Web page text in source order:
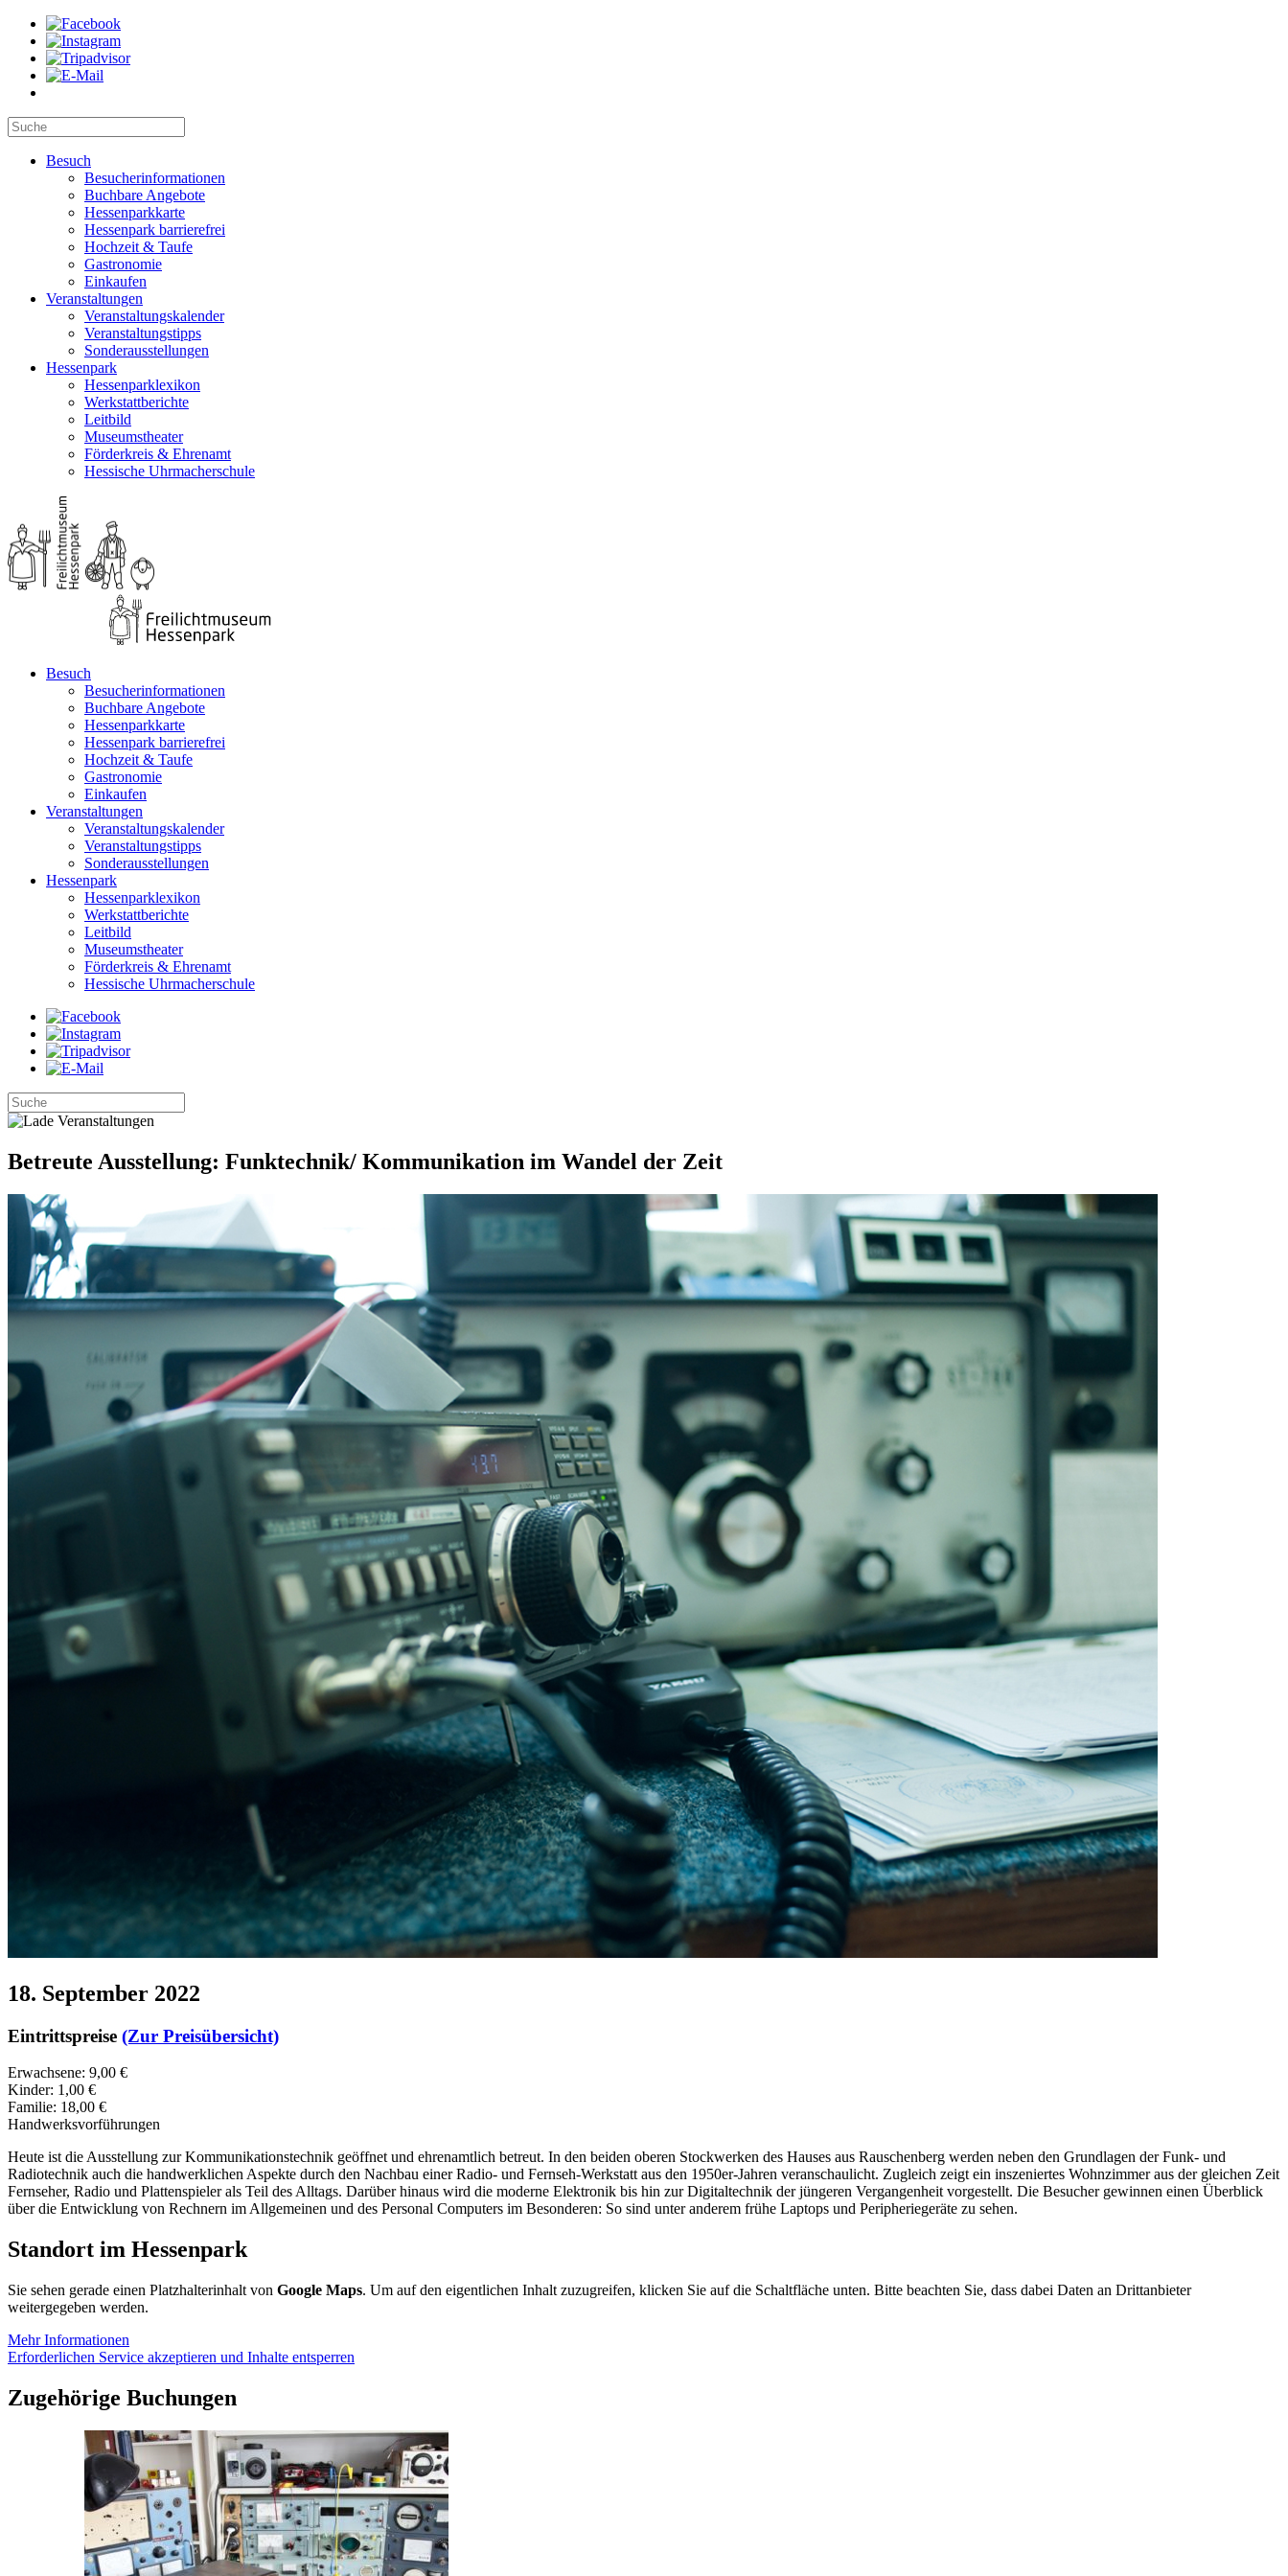
Besuch
Besucherinformationen
Buchbare Angebote
Hessenparkkarte
Hessenpark barrierefrei
Hochzeit & Taufe
Gastronomie
Einkaufen
Veranstaltungen
Veranstaltungskalender
Veranstaltungstipps
Sonderausstellungen
Hessenpark
Hessenparklexikon
Werkstattberichte
Leitbild
Museumstheater
Förderkreis & Ehrenamt
Hessische Uhrmacherschule
Besuch
Besucherinformationen
Buchbare Angebote
Hessenparkkarte
Hessenpark barrierefrei
Hochzeit & Taufe
Gastronomie
Einkaufen
Veranstaltungen
Veranstaltungskalender
Veranstaltungstipps
Sonderausstellungen
Hessenpark
Hessenparklexikon
Werkstattberichte
Leitbild
Museumstheater
Förderkreis & Ehrenamt
Hessische Uhrmacherschule
Betreute Ausstellung: Funktechnik/ Kommunikation im Wandel der Zeit
18. September 2022
Eintrittspreise (Zur Preisübersicht)
Erwachsene: 9,00 €
Kinder: 1,00 €
Familie: 18,00 €
Handwerksvorführungen
Heute ist die Ausstellung zur Kommunikationstechnik geöffnet und ehrenamtlich betreut. In den beiden oberen Stockwerken des Hauses aus Rauschenberg werden neben den Grundlagen der Funk- und
Radiotechnik auch die handwerklichen Aspekte durch den Nachbau einer Radio- und Fernseh-Werkstatt aus den 1950er-Jahren veranschaulicht. Zugleich zeigt ein inszeniertes Wohnzimmer aus der gleichen Zeit
Fernseher, Radio und Plattenspieler als Teil des Alltags. Darüber hinaus wird die moderne Elektronik bis hin zur Digitaltechnik der jüngeren Vergangenheit vorgestellt. Die Besucher gewinnen einen Überblick
über die Entwicklung von Rechnern im Allgemeinen und des Personal Computers im Besonderen: So sind unter anderem frühe Laptops und Peripheriegeräte zu sehen.
Standort im Hessenpark
Sie sehen gerade einen Platzhalterinhalt von Google Maps. Um auf den eigentlichen Inhalt zuzugreifen, klicken Sie auf die Schaltfläche unten. Bitte beachten Sie, dass dabei Daten an Drittanbieter
weitergegeben werden.
Mehr Informationen
Erforderlichen Service akzeptieren und Inhalte entsperren
Zugehörige Buchungen